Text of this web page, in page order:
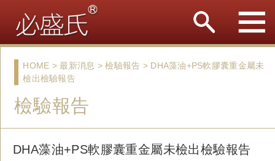
檢驗報告
HOME > 最新消息 > 檢驗報告 > DHA藻油+PS軟膠囊重金屬未
檢出檢驗報告
DHA藻油+PS軟膠囊重金屬未檢出檢驗報告